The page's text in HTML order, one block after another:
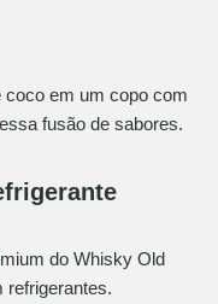
coco em um copo com
fusão de sabores.
do Whisky Old
refrigerantes.